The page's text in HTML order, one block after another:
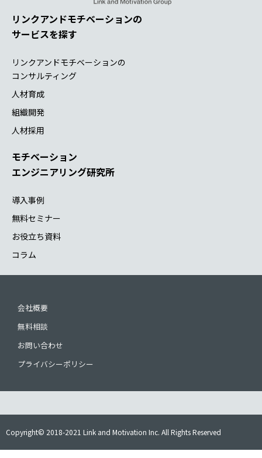
リンクアンドモチベーションの
サービスを探す
リンクアンドモチベーションの
コンサルティング
人材育成
組織開発
人材採用
モチベーション
エンジニアリング研究所
導入事例
無料セミナー
お役立ち資料
コラム
会社概要
無料相談
お問い合わせ
プライバシーポリシー
Copyright© 2018-2021 Link and Motivation Inc. All Rights Reserved